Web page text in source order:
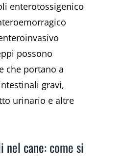
enterotossigenico
possono
che portano a
gravi,
urinario e altre
nel cane: come si